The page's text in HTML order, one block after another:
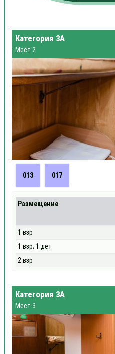
Категория 3А
Мест 2
013 017
Размещение
1 взр
1 взр; 1 дет
2 взр
Категория 3А
Мест 3